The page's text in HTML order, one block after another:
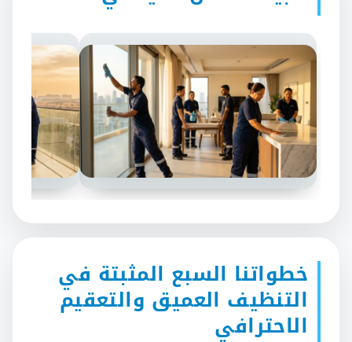
خطواتنا السبع المثبتة في
التنظيف العميق والتعقيم
الاحترافي